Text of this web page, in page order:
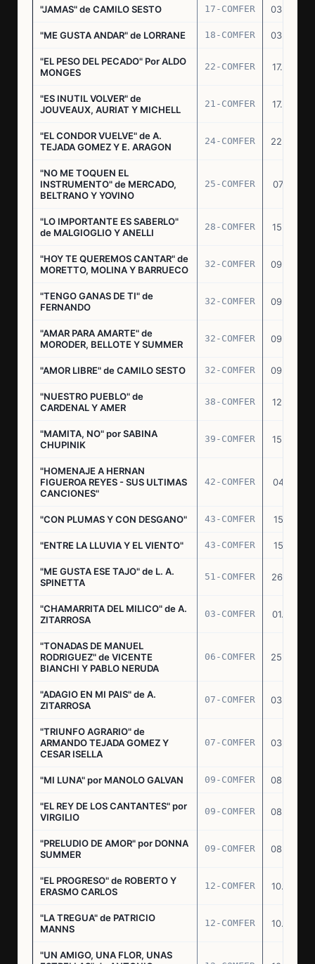
"JAMAS" de CAMILO SESTO 17-COMFER 03.06.76
"ME GUSTA ANDAR" de LORRANE 18-COMFER 03.06.76
"EL PESO DEL PECADO" Por ALDO
MONGES
22-COMFER 17.06.76
"ES INUTIL VOLVER" de
JOUVEAUX, AURIAT Y MICHELL
21-COMFER 17.06.76
"EL CONDOR VUELVE" de A.
TEJADA GOMEZ Y E. ARAGON
24-COMFER 22.06.76
"NO ME TOQUEN EL
INSTRUMENTO" de MERCADO,
BELTRANO Y YOVINO
25-COMFER 07.07.76
"LO IMPORTANTE ES SABERLO"
de MALGIOGLIO Y ANELLI
28-COMFER 15.07.76
"HOY TE QUEREMOS CANTAR" de
MORETTO, MOLINA Y BARRUECO
32-COMFER 09.09.76
"TENGO GANAS DE TI" de
FERNANDO
32-COMFER 09.09.76
"AMAR PARA AMARTE" de
MORODER, BELLOTE Y SUMMER
32-COMFER 09.09.76
"AMOR LIBRE" de CAMILO SESTO 32-COMFER 09.09.76
"NUESTRO PUEBLO" de
CARDENAL Y AMER
38-COMFER 12.10.76
"MAMITA, NO" por SABINA
CHUPINIK
39-COMFER 15.10.76
"HOMENAJE A HERNAN
FIGUEROA REYES - SUS ULTIMAS
CANCIONES"
42-COMFER 04.11.76
"CON PLUMAS Y CON DESGANO" 43-COMFER 15.11.76
"ENTRE LA LLUVIA Y EL VIENTO" 43-COMFER 15.11.76
"ME GUSTA ESE TAJO" de L. A.
SPINETTA
51-COMFER 26.12.76
"CHAMARRITA DEL MILICO" de A.
ZITARROSA
03-COMFER 01.02.77
"TONADAS DE MANUEL
RODRIGUEZ" de VICENTE
BIANCHI Y PABLO NERUDA
06-COMFER 25.02.77
"ADAGIO EN MI PAIS" de A.
ZITARROSA
07-COMFER 03.03.77
"TRIUNFO AGRARIO" de
ARMANDO TEJADA GOMEZ Y
CESAR ISELLA
07-COMFER 03.03.77
"MI LUNA" por MANOLO GALVAN 09-COMFER 08.03.77
"EL REY DE LOS CANTANTES" por
VIRGILIO
09-COMFER 08.03.77
"PRELUDIO DE AMOR" por DONNA
SUMMER
09-COMFER 08.03.77
"EL PROGRESO" de ROBERTO Y
ERASMO CARLOS
12-COMFER 10.03.77
"LA TREGUA" de PATRICIO
MANNS
12-COMFER 10.03.77
"UN AMIGO, UNA FLOR, UNAS